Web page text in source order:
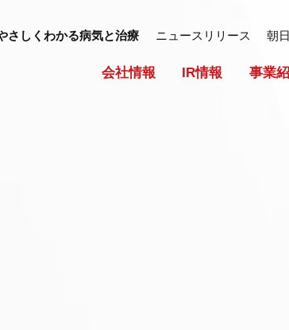
会社情報 IR情報 事業
さしくわかる病気と治療 ニュースリリース 朝